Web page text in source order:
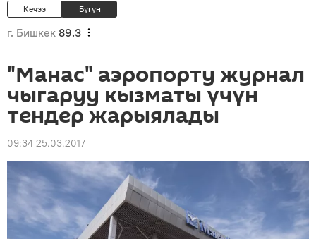
Кечээ Бүгүн
г. Бишкек 89.3
"Манас" аэропорту журнал
чыгаруу кызматы үчүн
тендер жарыялады
09:34 25.03.2017